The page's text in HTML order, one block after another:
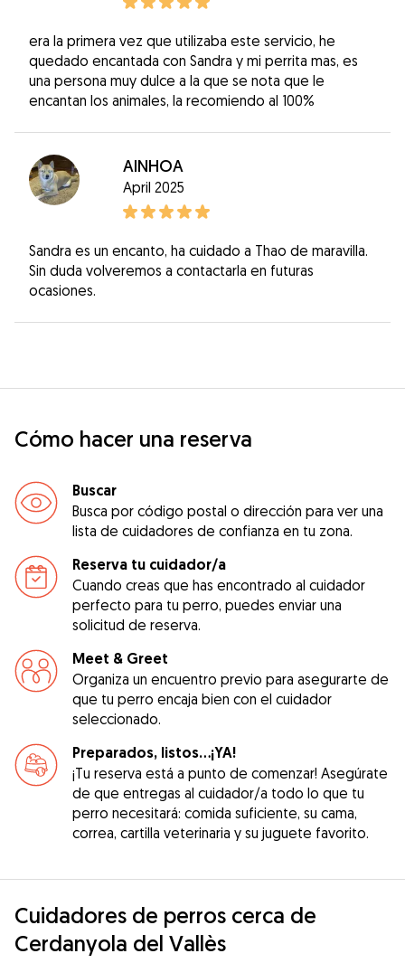
era la primera vez que utilizaba este servicio, he
quedado encantada con Sandra y mi perrita mas, es
una persona muy dulce a la que se nota que le
encantan los animales, la recomiendo al 100%
AINHOA
April 2025
Sandra es un encanto, ha cuidado a Thao de maravilla.
Sin duda volveremos a contactarla en futuras
ocasiones.
Cómo hacer una reserva
Buscar
Busca por código postal o dirección para ver una
lista de cuidadores de confianza en tu zona.
Reserva tu cuidador/a
Cuando creas que has encontrado al cuidador
perfecto para tu perro, puedes enviar una
solicitud de reserva.
Meet & Greet
Organiza un encuentro previo para asegurarte de
que tu perro encaja bien con el cuidador
seleccionado.
Preparados, listos...¡YA!
¡Tu reserva está a punto de comenzar! Asegúrate
de que entregas al cuidador/a todo lo que tu
perro necesitará: comida suficiente, su cama,
correa, cartilla veterinaria y su juguete favorito.
Cuidadores de perros cerca de
Cerdanyola del Vallès